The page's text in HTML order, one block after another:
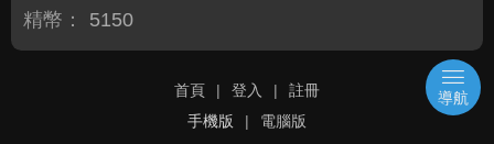
精幣：
5150
首頁 | 登入 |
註冊
手機版
| 電腦版
導航